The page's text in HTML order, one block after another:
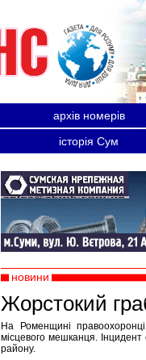
архів номерів
історія Сум
новини
Жорстокий
На Роменщині
місцевого мешканця.
району.